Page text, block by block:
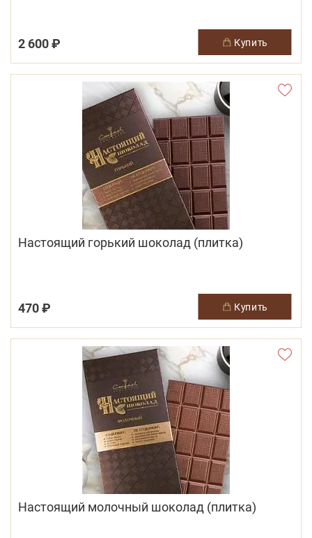
2 600 ₽ купить
Настоящий горький шоколад (плитка)
470 ₽ купить
Настоящий молочный шоколад (плитка)